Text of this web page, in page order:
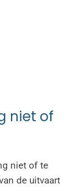
niet of
niet of te
de uitvaart